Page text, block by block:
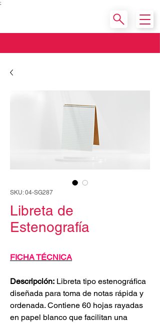
;
SKU: 04-SG287
Libreta de
Estenografía
FICHA TÉCNICA
Descripción: Libreta tipo estenográfica
diseñada para toma de notas rápida y
ordenada. Contiene 60 hojas rayadas
en papel blanco que facilitan una